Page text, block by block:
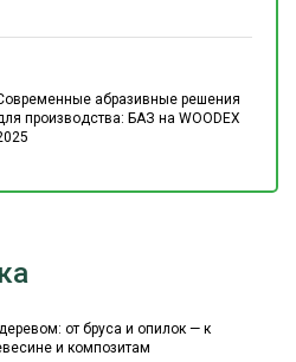
абразивные решения
производства: БАЗ на WOODEX
от бруса и опилок — к
и композитам